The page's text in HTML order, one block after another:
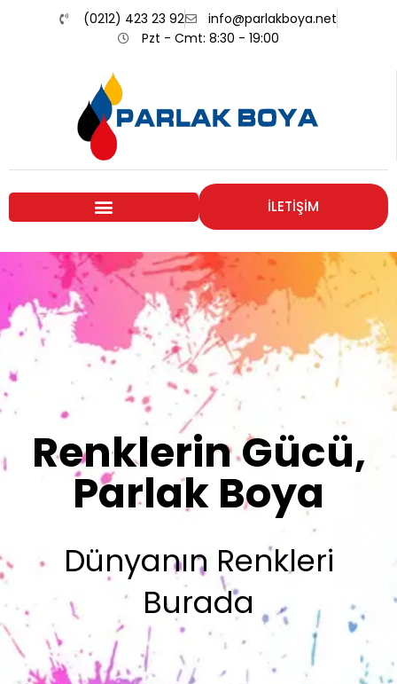
(0212) 423 23 92
info@parlakboya.net
Pzt - Cmt: 8:30 - 19:00
İLETİŞİM
Renklerimiz
Sizin İmzanız
Olsun